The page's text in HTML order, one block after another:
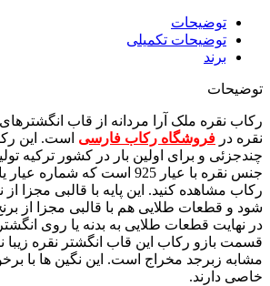
توضیحات
توضیحات تکمیلی
برند
توضیحات
رکاب نقره ملک آرا مردانه از قاب
نقره در فروشگاه رکاب فارسی است. این
چندجزئی و برای اولین بار در کشور ترکیه
جنس نقره با عیار 925 است که
رکاب مشاهده کنید. این پایه با قالبی مجزا
شود و قطعات طلایی هم با قالبی مجزا از
در نهایت قطعات طلایی به بدنه یا روی
قسمت بازو رکاب این قاب انگشتر نقره زیبا
مشابه زبرجد مخراج است. این نگین ها با
خاصی دارند.